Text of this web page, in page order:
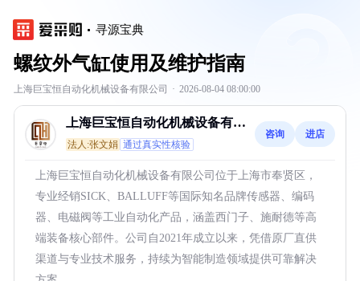
寻源宝典
螺纹外气缸使用及维护指南
上海巨宝恒自动化机械设备有限公司 · 2026-08-04 08:00:00
上海巨宝恒自动化机械设备有限
公司
法人:张文娟 通过真实性核验
咨询 进店
上海巨宝恒自动化机械设备有限公司位于上海市奉贤区，
专业经销SICK、BALLUFF等国际知名品牌传感器、编码
器、电磁阀等工业自动化产品，涵盖西门子、施耐德等高
端装备核心部件。公司自2021年成立以来，凭借原厂直供
渠道与专业技术服务，持续为智能制造领域提供可靠解决